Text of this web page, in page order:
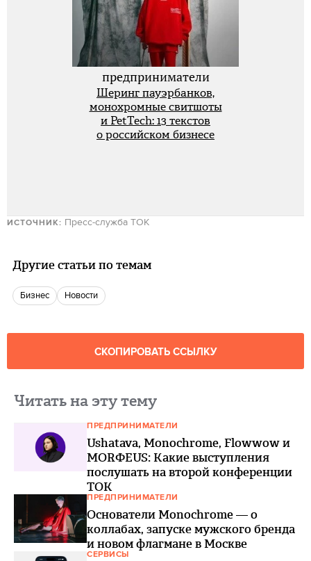
предприниматели
Шеринг пауэрбанков,
монохромные свитшоты
и PetTech: 13 текстов
о российском бизнесе
ИСТОЧНИК: Пресс-служба ТОК
Другие статьи по темам
бизнес новости
СКОПИРОВАТЬ ССЫЛКУ
Читать на эту тему
ПРЕДПРИНИМАТЕЛИ
Ushatava, Monochrome, Flowwow и
MORФЕUS: Какие выступления
послушать на второй конференции
ТОК
ПРЕДПРИНИМАТЕЛИ
Основатели Monochrome — о
коллабах, запуске мужского бренда
и новом флагмане в Москве
СЕРВИСЫ